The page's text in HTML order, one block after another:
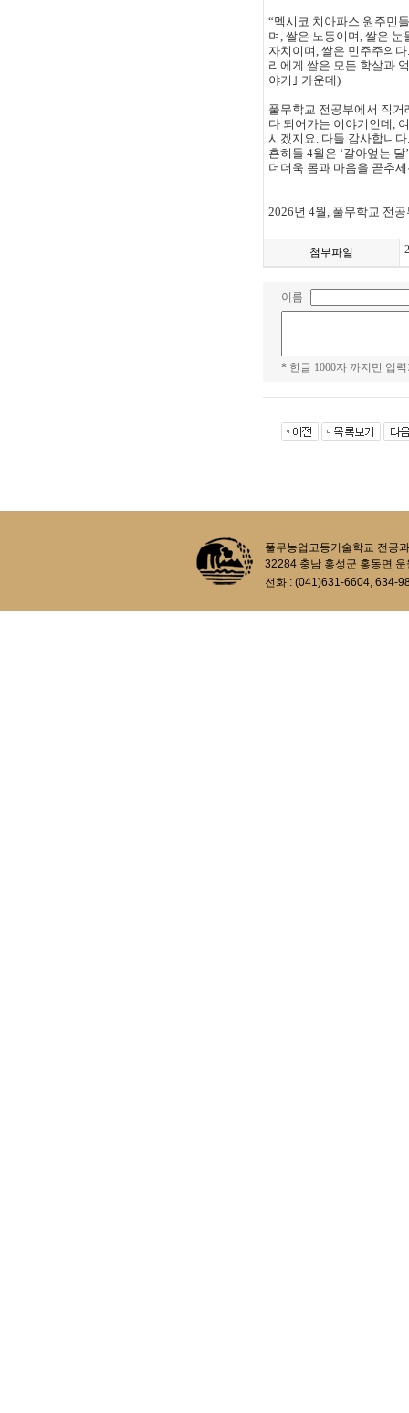
“멕시코 치아파스 원주민
며, 쌀은 노동이며, 쌀은 눈
자치이며, 쌀은 민주주의다
리에게 쌀은 모든 학살과
야기 ｣ 가운데)
풀무학교 전공부에서 직
다 되어가는 이야기인데,
시겠지요. 다들 감사합니다
흔히들 4월은 ‘갈아엎는 달’
더더욱 몸과 마음을 곧추
2026년 4월, 풀무학교 전
첨부파일
이름
* 한글 1000자 까지만 입
풀무농업고등기술학교 전공
32284 충남 홍성군 홍동면
전화 : (041)631-6604, 634-